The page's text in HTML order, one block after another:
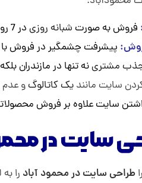
فروش به صورتشبانه روزیدر 7 روز هفته. کاری که هیچ ادمین و کارمندی برای شما نمی کند.
پیشرفت چشمگیر در فروش با
مشترینه تنها در مازندران
سایت مانندیک کاتالوگو عدم
سایت علاوه بر فروش
در
طراحی سایت در محمود آباد را